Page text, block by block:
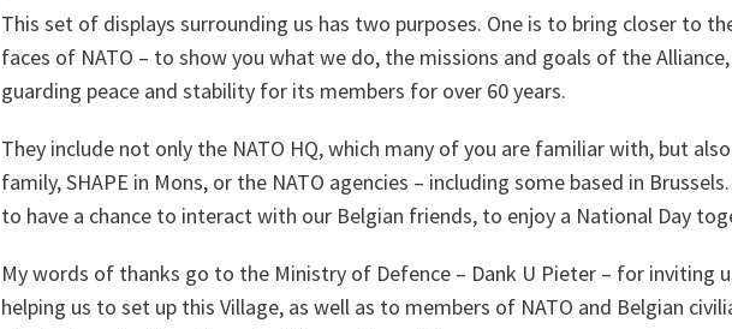
This set of displays surrounding us has two purposes. One is to bring closer to
faces of NATO – to show you what we do, the missions and goals of the
guarding peace and stability for its members for over 60 years.
They include not only the NATO HQ, which many of you are familiar with, but
family, SHAPE in Mons, or the NATO agencies – including some based in
to have a chance to interact with our Belgian friends, to enjoy a National Day
My words of thanks go to the Ministry of Defence – Dank U Pieter – for inviting
helping us to set up this Village, as well as to members of NATO and Belgian